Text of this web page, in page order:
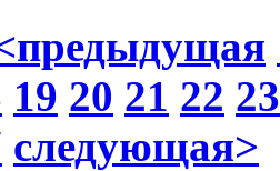
19 20 21 22 23
следующая>